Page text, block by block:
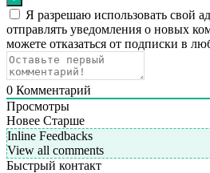
Я разрешаю использовать свой
отправлять уведомления о новых
можете отказаться от подписки в
0 Комментарий
Просмотры
Новее Старше
Inline Feedbacks
View all comments
Быстрый контакт